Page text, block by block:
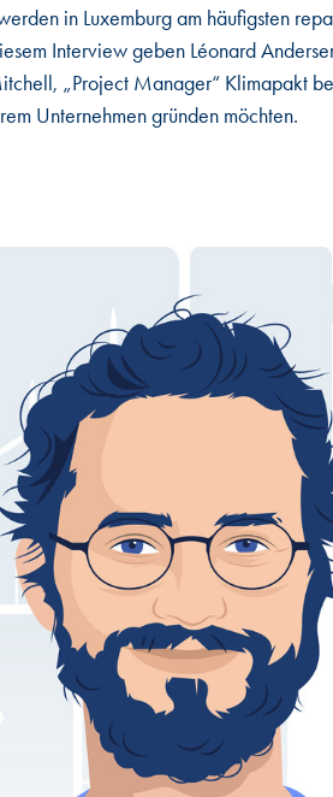
in Luxemburg am häufigsten
Interview geben Léonard
„Project Manager“ Klimapakt
Unternehmen gründen möchten.